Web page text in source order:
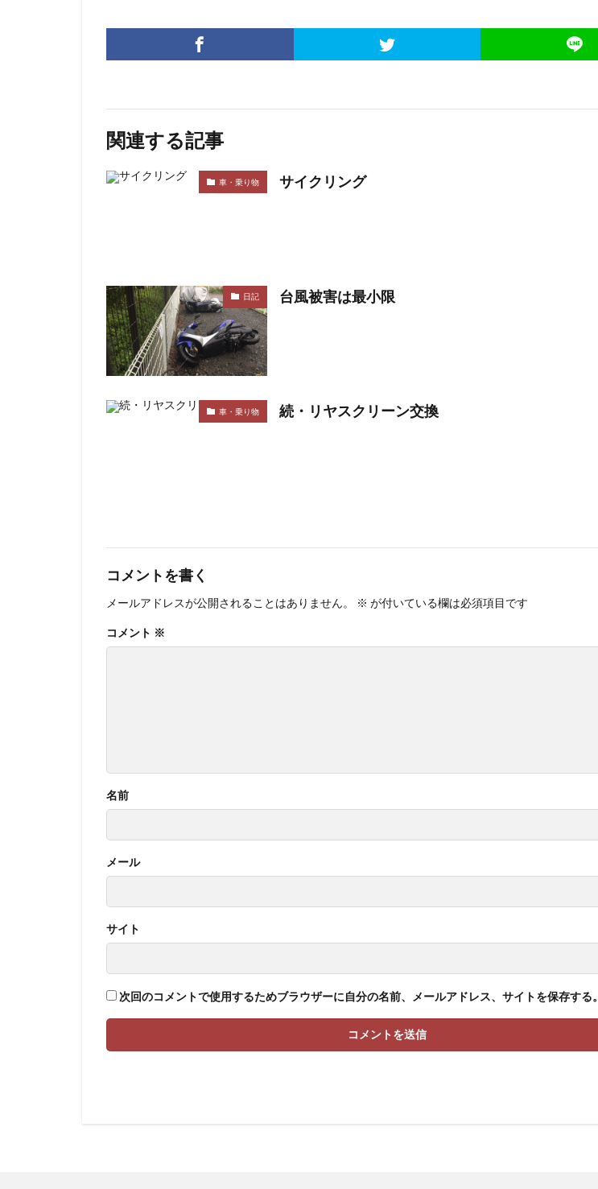
関連する記事
車・乗り物 サイクリング
日記 台風被害は最小限
車・乗り物 続・リヤスクリーン交換
コメントを書く
メールアドレスが公開されることはありません。 ※ が付いている欄は必須項目です
コメント ※
名前
メール
サイト
次回のコメントで使用するためブラウザーに自分の名前、メールアドレス、サイトを保存する。